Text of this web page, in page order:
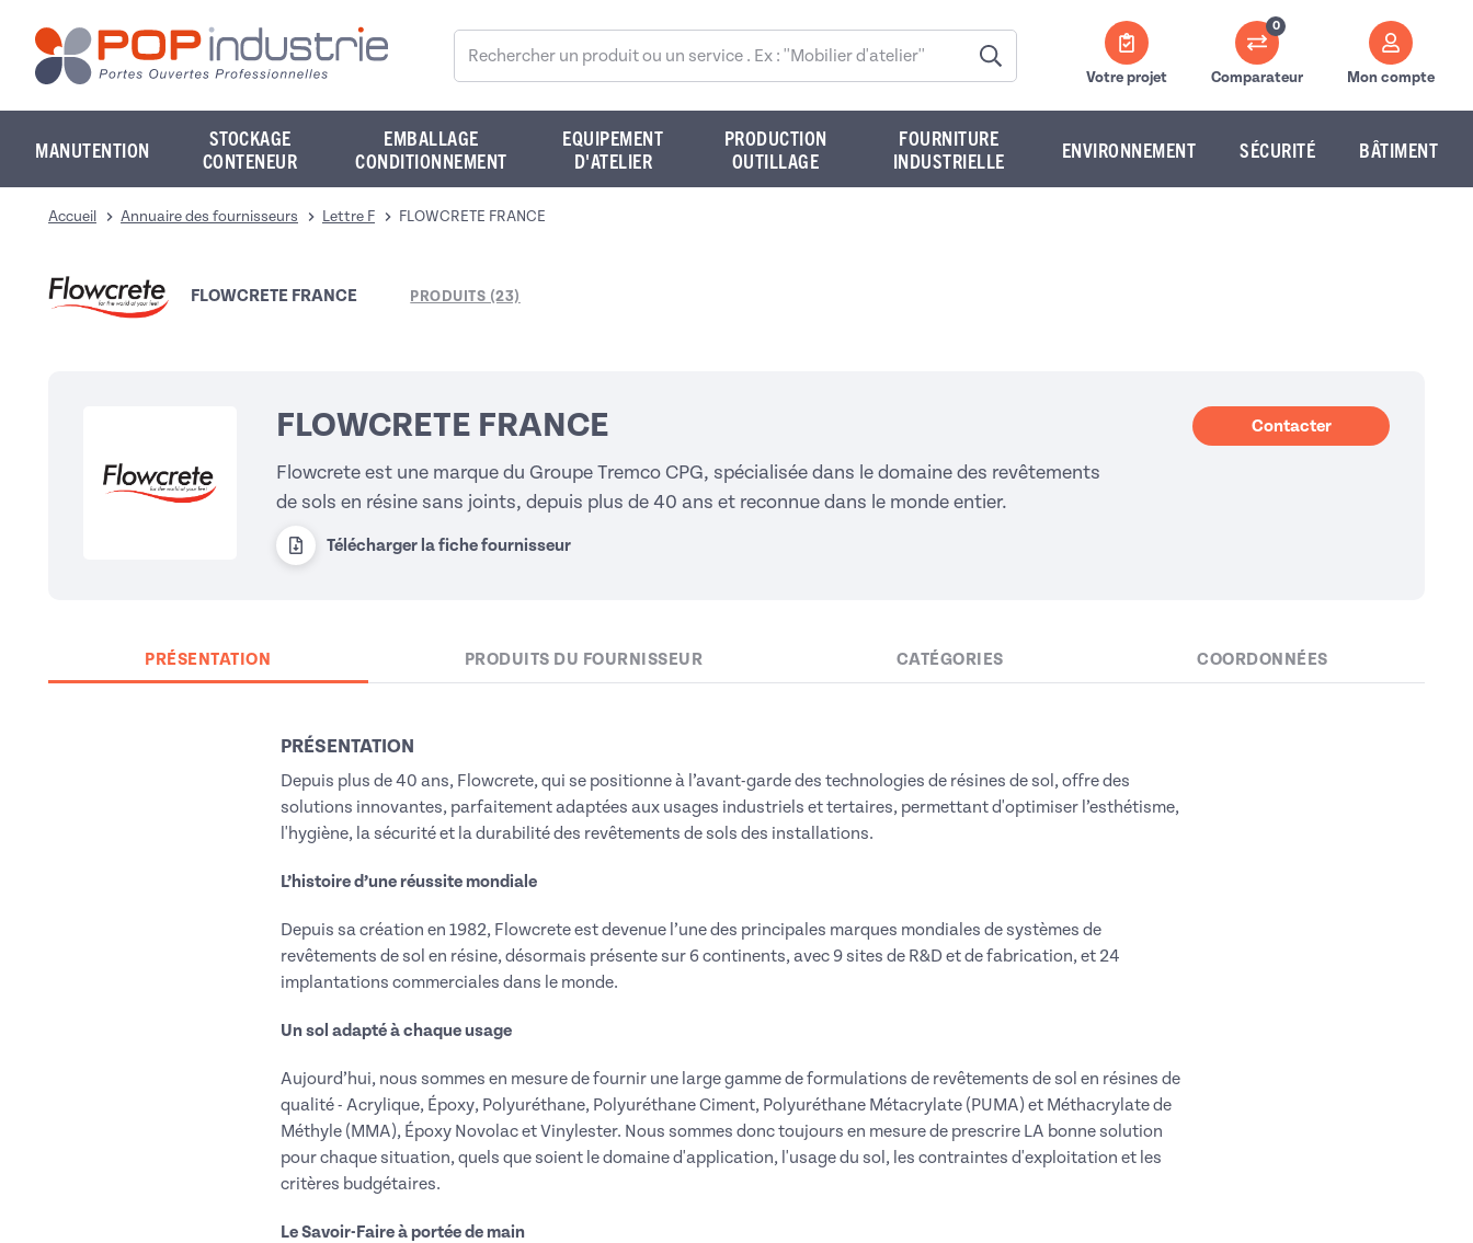
Votre projet
0
Comparateur Mon compte
MANUTENTION
STOCKAGE
CONTENEUR
EMBALLAGE
CONDITIONNEMENT
EQUIPEMENT
D'ATELIER
PRODUCTION
OUTILLAGE
FOURNITURE
INDUSTRIELLE
ENVIRONNEMENT SÉCURITÉ BÂTIMENT
Accueil Annuaire des fournisseurs Lettre F FLOWCRETE FRANCE
FLOWCRETE FRANCE PRODUITS (23)
FLOWCRETE FRANCE
Flowcrete est une marque du Groupe Tremco CPG, spécialisée dans le domaine des revêtements
de sols en résine sans joints, depuis plus de 40 ans et reconnue dans le monde entier.
Télécharger la fiche fournisseur
Contacter
PRÉSENTATION PRODUITS DU FOURNISSEUR CATÉGORIES COORDONNÉES
PRÉSENTATION
Depuis plus de 40 ans, Flowcrete, qui se positionne à l’avant-garde des technologies de résines de sol, offre des
solutions innovantes, parfaitement adaptées aux usages industriels et tertaires, permettant d'optimiser l’esthétisme,
l'hygiène, la sécurité et la durabilité des revêtements de sols des installations.
L’histoire d’une réussite mondiale
Depuis sa création en 1982, Flowcrete est devenue l’une des principales marques mondiales de systèmes de
revêtements de sol en résine, désormais présente sur 6 continents, avec 9 sites de R&D et de fabrication, et 24
implantations commerciales dans le monde.
Un sol adapté à chaque usage
Aujourd’hui, nous sommes en mesure de fournir une large gamme de formulations de revêtements de sol en résines de
qualité - Acrylique, Époxy, Polyuréthane, Polyuréthane Ciment, Polyuréthane Métacrylate (PUMA) et Méthacrylate de
Méthyle (MMA), Époxy Novolac et Vinylester. Nous sommes donc toujours en mesure de prescrire LA bonne solution
pour chaque situation, quels que soient le domaine d'application, l'usage du sol, les contraintes d'exploitation et les
critères budgétaires.
Le Savoir-Faire à portée de main